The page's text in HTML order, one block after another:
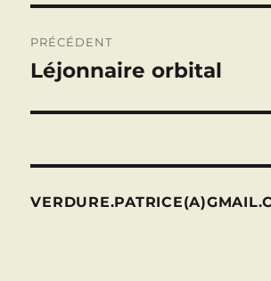
de
PRÉCÉDENT
Publication
Léjonnaire orbital